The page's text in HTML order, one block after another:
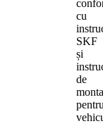
cu
SKF
și
de
pentru